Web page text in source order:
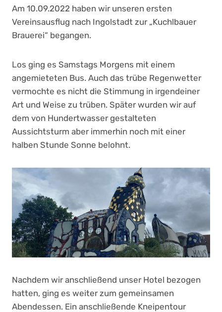
Am 10.09.2022 haben wir unseren ersten
Vereinsausflug nach Ingolstadt zur „Kuchlbauer
Brauerei“ begangen.
Los ging es Samstags Morgens mit einem
angemieteten Bus. Auch das trübe Regenwetter
vermochte es nicht die Stimmung in irgendeiner
Art und Weise zu trüben. Später wurden wir auf
dem von Hundertwasser gestalteten
Aussichtsturm aber immerhin noch mit einer
halben Stunde Sonne belohnt.
Nachdem wir anschließend unser Hotel bezogen
hatten, ging es weiter zum gemeinsamen
Abendessen. Ein anschließende Kneipentour